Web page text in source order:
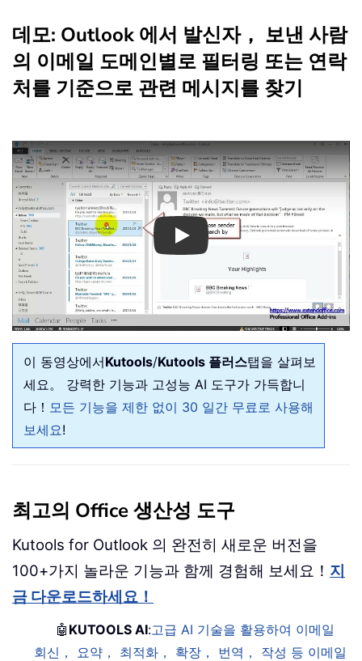
데모: Outlook 에서 발신자， 보낸 사람
의 이메일 도메인별로 필터링 또는 연락
처를 기준으로 관련 메시지를 찾기
Play
이 동영상에서Kutools/Kutools 플러스탭을 살펴보
세요。 강력한 기능과 고성능 AI 도구가 가득합니
다！ 모든 기능을 제한 없이 30 일간 무료로 사용해
보세요!
최고의 Office 생산성 도구
Kutools for Outlook 의 완전히 새로운 버전을
100+가지 놀라운 기능과 함께 경험해 보세요！ 지
금 다운로드하세요！
🤖 KUTOOLS AI:고급 AI 기술을 활용하여 이메일
회신， 요약， 최적화， 확장， 번역， 작성 등 이메일